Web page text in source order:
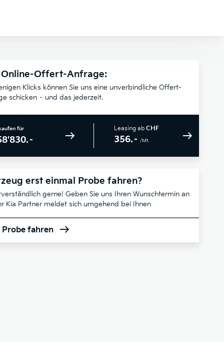
Online-Offert-Anfrage:
Klicks können Sie uns eine unverbindliche Offert-
schicken – und das jederzeit.
für Leasing ab CHF
356.– /Mt.
erst einmal Probe fahren?
gerne! Geben Sie uns Ihren Wunschtermin an
Kia Partner meldet sich umgehend bei Ihnen
Probe fahren